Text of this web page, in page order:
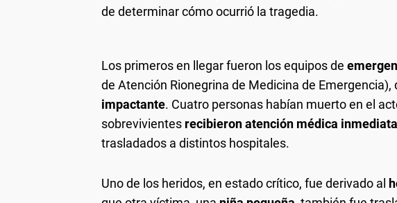
de determinar cómo ocurrió la tragedia.
Los primeros en llegar fueron los equipos de
de Atención Rionegrina de Medicina de
impactante. Cuatro personas habían muerto en el
sobrevivientes recibieron atención médica inmediata
trasladados a distintos hospitales.
Uno de los heridos, en estado crítico, fue derivado al